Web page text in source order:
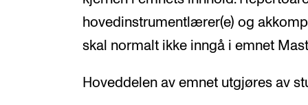
hovedinstrumentlærer(e) og
skal normalt ikke inngå i emnet
Hoveddelen av emnet utgjøres av